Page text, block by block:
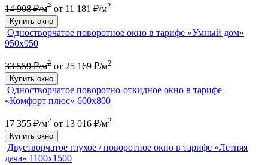
14 908 ₽/м2 от 11 181 ₽/м2
Купить окно
Одностворчатое поворотное окно в тарифе «Умный дом»
950х950
33 559 ₽/м2 от 25 169 ₽/м2
Купить окно
Одностворчатое поворотно-откидное окно в тарифе
«Комфорт плюс» 600х800
17 355 ₽/м2 от 13 016 ₽/м2
Купить окно
Двустворчатое глухое / поворотное окно в тарифе «Летняя
дача» 1100х1500